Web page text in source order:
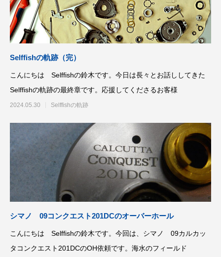
2025.02.26
ール
2024.10.31
謹賀新年
2026.01.01
BSフジ「名品再生
2025.05.16
Selffishの軌跡（完）
こんにちは Selffishの鈴木です。今日は長々とお話ししてきた
Selffishの軌跡の最終章です。応援してくださるお客様
2024.05.30 Selffishの軌跡
シマノ 09コンクエスト201DCのオーバーホール
こんにちは Selffishの鈴木です。今回は、シマノ 09カルカッ
タコンクエスト201DCのOH依頼です。海水のフィールド